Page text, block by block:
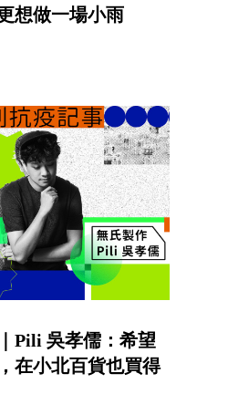
想做一場小雨
Pili 吳孝儒：希望
在小北百貨也買得